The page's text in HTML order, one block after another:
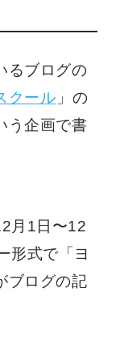
るブログの
クール 」の
う企画で書
月1日〜12
形式で「ヨ
ブログの記